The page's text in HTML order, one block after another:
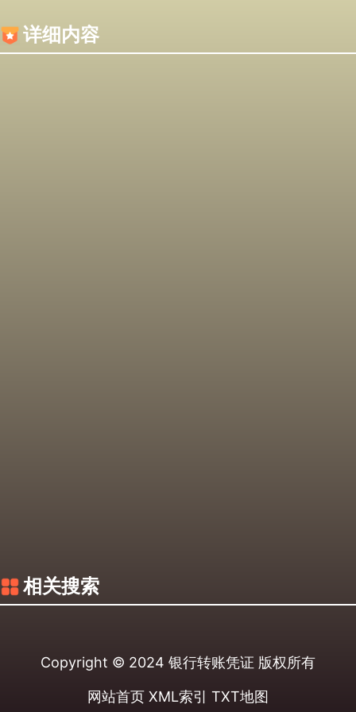
详细内容
相关搜索
Copyright © 2024 银行转账凭证 版权所有
网站首页 XML索引 TXT地图